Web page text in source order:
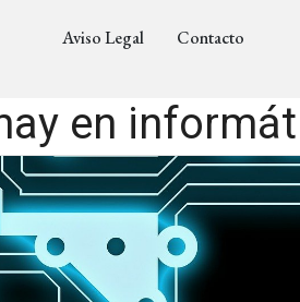
Aviso Legal Contacto
en